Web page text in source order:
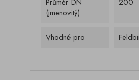
(jmenovitý)
Vhodné pro